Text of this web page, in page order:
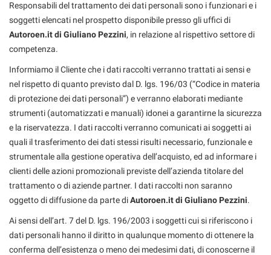
Responsabili del trattamento dei dati personali sono i funzionari e i
soggetti elencati nel prospetto disponibile presso gli uffici di
Autoroen.it di Giuliano Pezzini, in relazione al rispettivo settore di
competenza.
Informiamo il Cliente che i dati raccolti verranno trattati ai sensi e
nel rispetto di quanto previsto dal D. lgs. 196/03 (“Codice in materia
di protezione dei dati personali”) e verranno elaborati mediante
strumenti (automatizzati e manuali) idonei a garantirne la sicurezza
e la riservatezza. I dati raccolti verranno comunicati ai soggetti ai
quali il trasferimento dei dati stessi risulti necessario, funzionale e
strumentale alla gestione operativa dell’acquisto, ed ad informare i
clienti delle azioni promozionali previste dell’azienda titolare del
trattamento o di aziende partner. I dati raccolti non saranno
oggetto di diffusione da parte diAutoroen.it di Giuliano Pezzini.
Ai sensi dell’art. 7 del D. lgs. 196/2003 i soggetti cui si riferiscono i
dati personali hanno il diritto in qualunque momento di ottenere la
conferma dell’esistenza o meno dei medesimi dati, di conoscerne il